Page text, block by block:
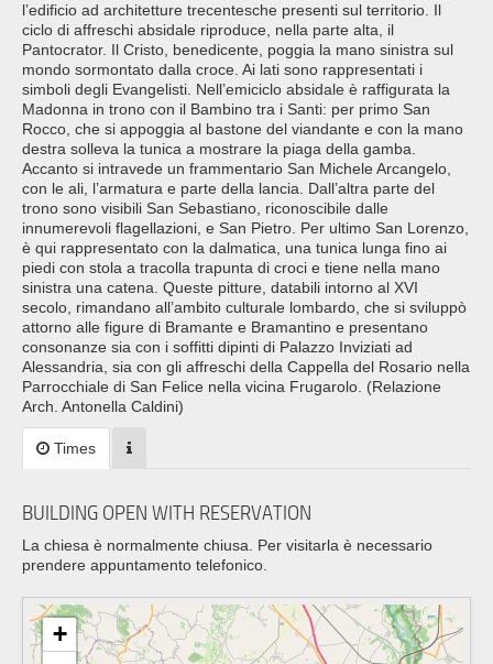
l’edificio ad architetture trecentesche presenti sul territorio. Il
ciclo di affreschi absidale riproduce, nella parte alta, il
Pantocrator. Il Cristo, benedicente, poggia la mano sinistra sul
mondo sormontato dalla croce. Ai lati sono rappresentati i
simboli degli Evangelisti. Nell’emiciclo absidale è raffigurata la
Madonna in trono con il Bambino tra i Santi: per primo San
Rocco, che si appoggia al bastone del viandante e con la mano
destra solleva la tunica a mostrare la piaga della gamba.
Accanto si intravede un frammentario San Michele Arcangelo,
con le ali, l’armatura e parte della lancia. Dall’altra parte del
trono sono visibili San Sebastiano, riconoscibile dalle
innumerevoli flagellazioni, e San Pietro. Per ultimo San Lorenzo,
è qui rappresentato con la dalmatica, una tunica lunga fino ai
piedi con stola a tracolla trapunta di croci e tiene nella mano
sinistra una catena. Queste pitture, databili intorno al XVI
secolo, rimandano all’ambito culturale lombardo, che si sviluppò
attorno alle figure di Bramante e Bramantino e presentano
consonanze sia con i soffitti dipinti di Palazzo Inviziati ad
Alessandria, sia con gli affreschi della Cappella del Rosario nella
Parrocchiale di San Felice nella vicina Frugarolo. (Relazione
Arch. Antonella Caldini)
Times
BUILDING OPEN WITH RESERVATION
La chiesa è normalmente chiusa. Per visitarla è necessario
prendere appuntamento telefonico.
+